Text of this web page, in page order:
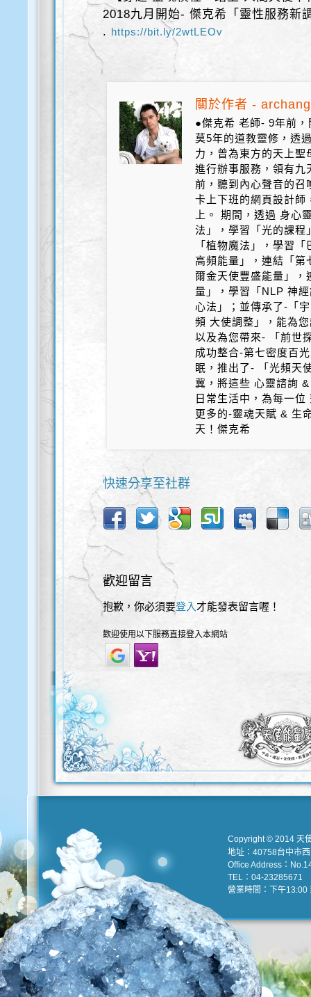
2018九月開始- 傑克希「靈性服務新
. https://bit.ly/2wtLEOv
關於作者 -
●傑克希 老師- 9年前
莫5年的道教靈修，透
力，曾為東方的天上
進行辦事服務，領有
前，聽到內心聲音的召
卡上下班的網頁設計師
上。 期間，透過 身心
法」，學習「光的課程
「植物魔法」，學習
高頻能量」，連結「第
爾金天使豐盛能量」，
量」，學習「NLP 神
心法」；並傳承了-「
頻 大使調整」，能為
以及為您帶來- 「前世
成功整合-第七密度百
眠，推出了- 「光頻天
冀，將這些 心靈諮詢
日常生活中，為每一
更多的-靈魂天賦 & 生
天！傑克希
快速分享至社群
歡迎留言
抱歉，你必須要登入 才能發表留言喔！
歡迎使用以下服務直接登入本網站
Copyright © 2014 天
地址：40758台中市
Office Address：
TEL：04-23285671
營業時間：下午13:00